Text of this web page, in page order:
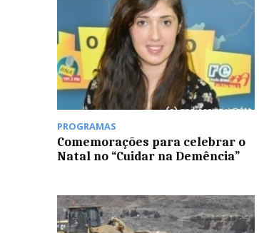
PROGRAMAS
Comemorações para celebrar o
Natal no “Cuidar na Demência”